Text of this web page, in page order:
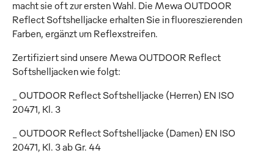
macht sie oft zur ersten Wahl. Die Mewa OUTDOOR
Reflect Softshelljacke erhalten Sie in fluoreszierenden
Farben, ergänzt um Reflexstreifen.
Zertifiziert sind unsere Mewa OUTDOOR Reflect
Softshelljacken wie folgt:
_ OUTDOOR Reflect Softshelljacke (Herren) EN ISO
20471, Kl. 3
_ OUTDOOR Reflect Softshelljacke (Damen) EN ISO
20471, Kl. 3 ab Gr. 44